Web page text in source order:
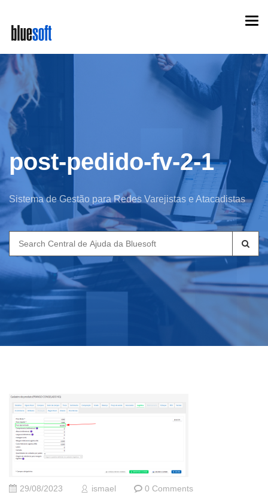
main
content
post-pedido-fv-2-1
Sistema de Gestão para Redes Varejistas e Atacadistas
Search
for:
29/08/2023 ismael 0 Comments